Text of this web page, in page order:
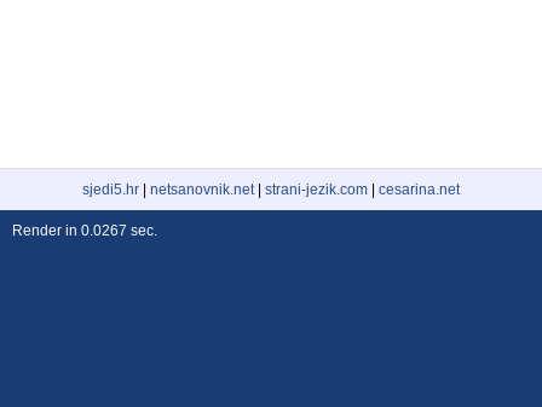
sjedi5.hr netsanovnik.net| strani-jezik.com cesarina.net
Render in 0.0267 sec.